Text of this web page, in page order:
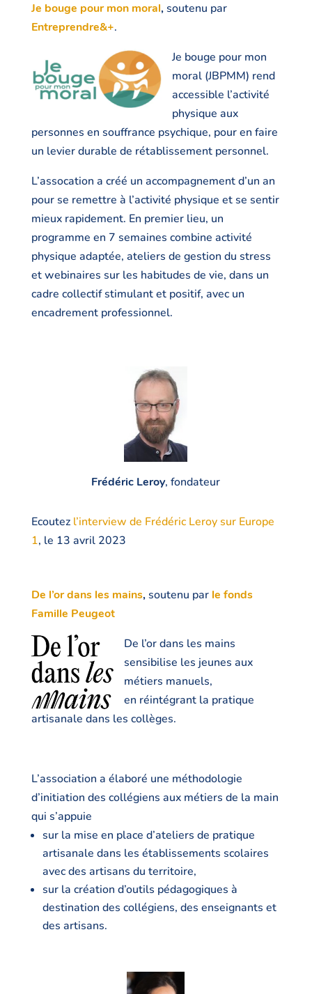
Je bouge pour mon moral,soutenu par
Entreprendre&+.
Je bouge pour mon
moral (JBPMM) rend
accessible l’activité
physique aux
personnes en souffrance psychique, pour en faire
un levier durable de rétablissement personnel.
L’assocation a créé un accompagnement d’un an
pour se remettre à l’activité physique et se sentir
mieux rapidement. En premier lieu, un
programme en 7 semaines combine activité
physique adaptée, ateliers de gestion du stress
et webinaires sur les habitudes de vie, dans un
cadre collectif stimulant et positif, avec un
encadrement professionnel.
Frédéric Leroy, fondateur
Ecoutez l’interview de Frédéric Leroy sur Europe
1, le 13 avril 2023
De l’or dans les mains,soutenu parle fonds
Famille Peugeot
De l’or dans les mains
sensibilise les jeunes aux
métiers manuels,
en réintégrant la pratique
artisanale dans les collèges.
L’association a élaboré une méthodologie
d’initiation des collégiens aux métiers de la main
qui s’appuie
sur la mise en place d’ateliers de pratique
artisanale dans les établissements scolaires
avec des artisans du territoire,
sur la création d’outils pédagogiques à
destination des collégiens, des enseignants et
des artisans.